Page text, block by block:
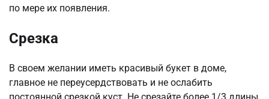
по мере их появления.
Срезка
В своем желании иметь красивый букет в доме,
главное не переусердствовать и не ослабить
постоянной срезкой куст. Не срезайте более 1/3 длины